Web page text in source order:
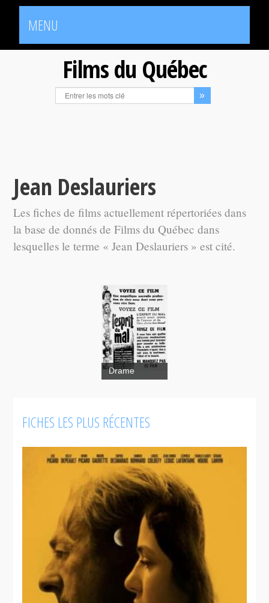
MENU
Films du Québec
Jean Deslauriers
Les fiches de films actuellement répertoriées dans
la base de donnés de Films du Québec dans
lesquelles le terme « Jean Deslauriers » est cité.
L'esprit du
mal
Drame
FICHES LES PLUS RÉCENTES